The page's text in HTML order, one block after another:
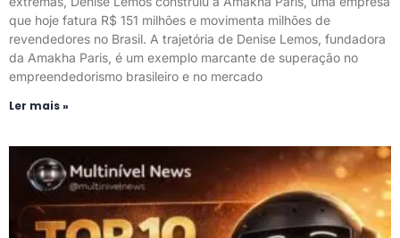
que hoje fatura R$ 151 milhões e movimenta milhões de
revendedores no Brasil. A trajetória de Denise Lemos, fundadora
da Amakha Paris, é um exemplo marcante de superação no
empreendedorismo brasileiro e no mercado
Ler mais »